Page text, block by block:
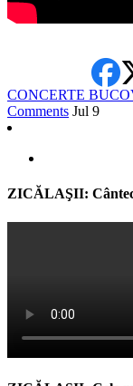
CONCERTE
Comments Jul 9
ZICĂLAŞII: